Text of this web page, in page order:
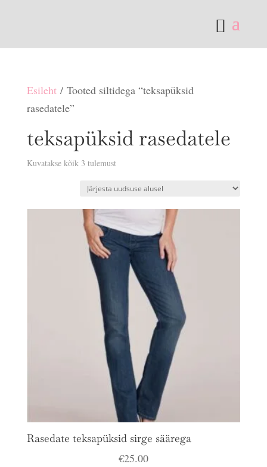
Esileht/ Tooted siltidega “teksapüksid
rasedatele”
teksapüksid rasedatele
Kuvatakse kõik 3 tulemustSorditud
Rasedate teksapüksid sirge säärega
€25.00